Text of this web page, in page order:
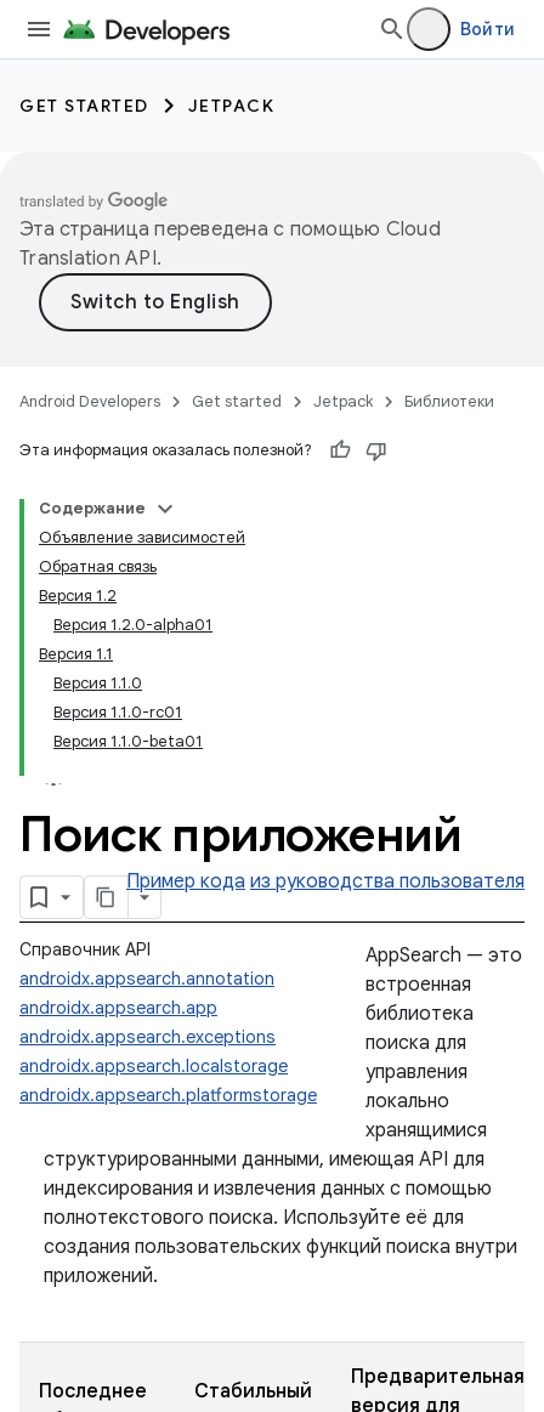
Войти
GET STARTED JETPACK
Эта страница переведена с помощью Cloud
Translation API.
Android Developers Get started Jetpack Библиотеки
Эта информация оказалась полезной?
Содержание
Объявление зависимостей
Обратная связь
Версия 1.2
Версия 1.2.0-alpha01
Версия 1.1
Версия 1.1.0
Версия 1.1.0-rc01
Версия 1.1.0-beta01
Поиск приложений
Пример кода из руководства пользователя
Справочник API
androidx.appsearch.annotation
androidx.appsearch.app
androidx.appsearch.exceptions
androidx.appsearch.localstorage
androidx.appsearch.platformstorage
AppSearch — это
встроенная
библиотека
поиска для
управления
локально
хранящимися
структурированными данными, имеющая API для
индексирования и извлечения данных с помощью
полнотекстового поиска. Используйте её для
создания пользовательских функций поиска внутри
приложений.
Последнее
Стабильный
Предварительная
версия для